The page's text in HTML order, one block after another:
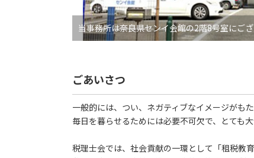
当事務所は奈良県センイ会館の2階8号室にご
ごあいさつ
一般的には、つい、ネガティブなイメージがも
毎日を暮らせるためには必要不可欠で、とても大
税理士会では、社会貢献の一環として「租税教